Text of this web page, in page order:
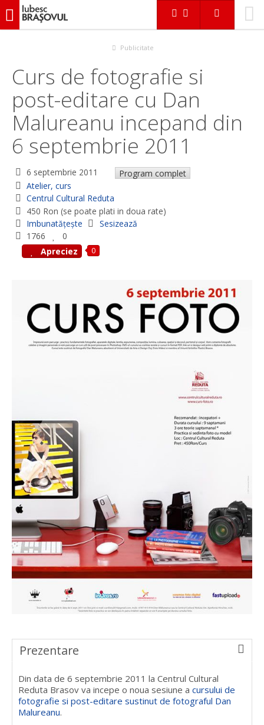
iubescbraşovul.ro
Curs de fotografie si post-editare cu Dan Malureanu incepand
din 6 septembrie 2011
Publicitate
Curs de fotografie si
post-editare cu Dan
Malureanu incepand din
6 septembrie 2011
6 septembrie 2011
Program complet
Atelier, curs
Centrul Cultural Reduta
450 Ron (se poate plati in doua rate)
Imbunatățește
Sesizează
1766
0
Apreciez
0
Prezentare
Din data de 6 septembrie 2011 la Centrul Cultural
Reduta Brasov va incepe o noua sesiune a cursului de
fotografie si post-editare sustinut de fotograful Dan
Malureanu.